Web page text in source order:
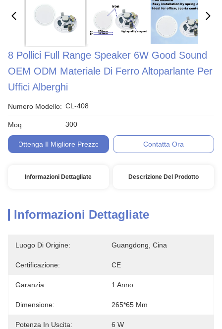
8 Pollici Full Range Speaker 6W Good Sound
OEM ODM Materiale Di Ferro Altoparlante Per
Uffici Alberghi
Numero Modello: CL-408
Moq: 300
Ottenga Il Migliore Prezzo Contatta Ora
Informazioni Dettagliate Descrizione Del Prodotto
Informazioni Dettagliate
Luogo Di Origine: Guangdong, Cina
Certificazione: CE
Garanzia: 1 Anno
Dimensione: 265*65 Mm
Potenza In Uscita: 6 W